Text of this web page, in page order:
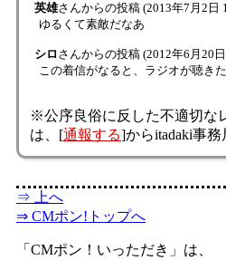
英雄さんからの投稿 (2013年7月2日
ゆるくて素敵だなあ
シロ さんからの投稿 (2012年6月20
この着信がなると、ラジオが聴き
※公序良俗に反した不適切な
は、[通報する]からitadaki事務
⇒ 上へ
⇒ CMポン!トップへ
「CMポン！いっただき」は、